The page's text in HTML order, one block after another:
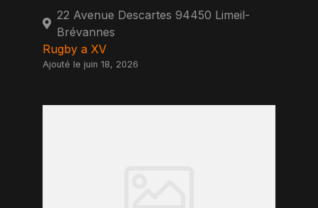
22 Avenue Descartes 94450 Limeil-
Brévannes
Rugby a XV
Ajouté le juin 18, 2026